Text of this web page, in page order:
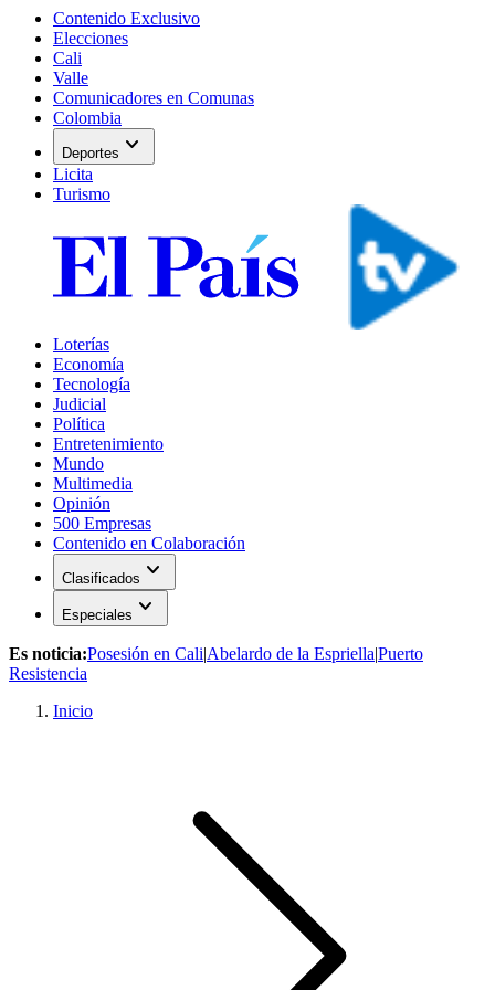
Contenido Exclusivo
Elecciones
Cali
Valle
Comunicadores en Comunas
Colombia
Deportes expand_more
Licita
Turismo
Loterías
Economía
Tecnología
Judicial
Política
Entretenimiento
Mundo
Multimedia
Opinión
500 Empresas
Contenido en Colaboración
Clasificados expand_more
Especiales expand_more
Es noticia:Posesión en Cali|Abelardo de la Espriella|Puerto
Resistencia
Inicio